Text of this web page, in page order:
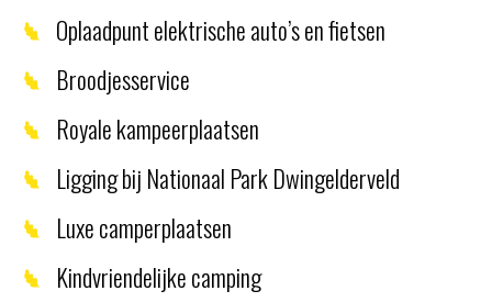
Oplaadpunt elektrische auto’s en fietsen
Broodjesservice
Royale kampeerplaatsen
Ligging bij Nationaal Park Dwingelderveld
Luxe camperplaatsen
Kindvriendelijke camping